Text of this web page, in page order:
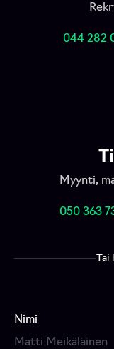
044 282
Myynti,
050 363
Tai
Nimi